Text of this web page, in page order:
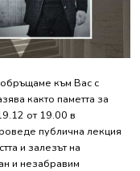
към Вас с
както паметта за
от 19.00 в
публична лекция
и залезът на
и незабравим